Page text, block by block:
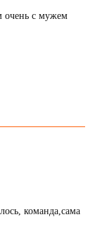
очень с мужем
команда,сама